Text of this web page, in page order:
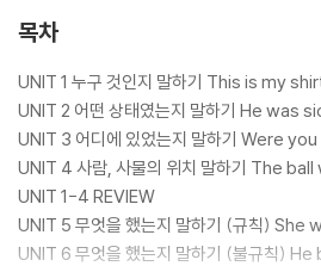
목차
UNIT 1 누구 것인지 말하기 This is my
UNIT 2 어떤 상태였는지 말하기 He was
UNIT 3 어디에 있었는지 말하기 Were
UNIT 4 사람, 사물의 위치 말하기 The
UNIT 1-4 REVIEW
UNIT 5 무엇을 했는지 말하기 (규칙) She
UNIT 6 무엇을 했는지 말하기 (불규칙)